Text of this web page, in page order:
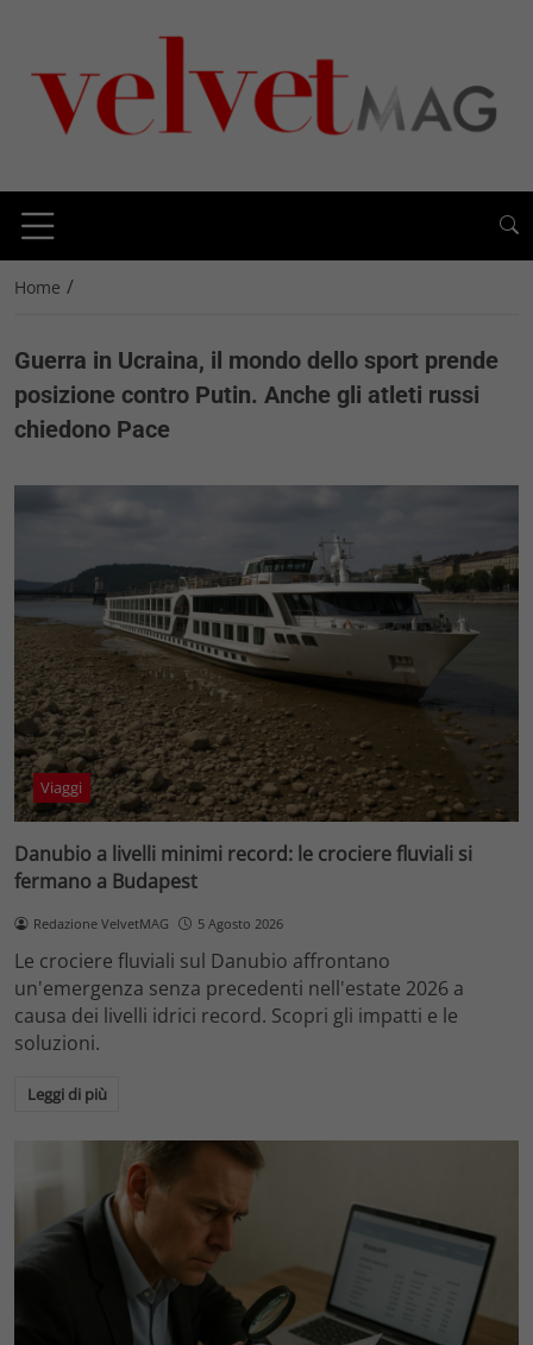
Home /
Guerra in Ucraina, il mondo dello sport prende
posizione contro Putin. Anche gli atleti russi
chiedono Pace
Viaggi
Danubio a livelli minimi record: le crociere fluviali si
fermano a Budapest
Redazione VelvetMAG 5 Agosto 2026
Le crociere fluviali sul Danubio affrontano
un'emergenza senza precedenti nell'estate 2026 a
causa dei livelli idrici record. Scopri gli impatti e le
soluzioni.
Leggi di più